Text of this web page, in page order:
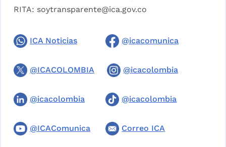
RITA: soytransparente@ica.gov.co
ICA Noticias @icacomunica
@ICACOLOMBIA @icacolombia
@icacolombia @icacolombia
@ICAComunica Correo ICA